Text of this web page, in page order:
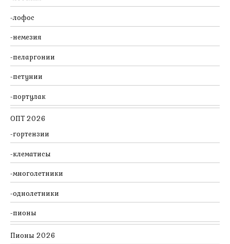
лофос
немезия
пеларгонии
петунии
портулак
ОПТ 2026
гортензии
клематисы
многолетники
однолетники
пионы
Пионы 2026